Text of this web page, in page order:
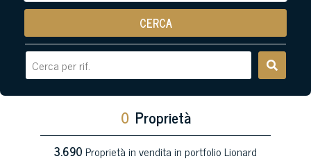
CERCA
0 Proprietà
3.690Proprietà in vendita in portfolio Lionard